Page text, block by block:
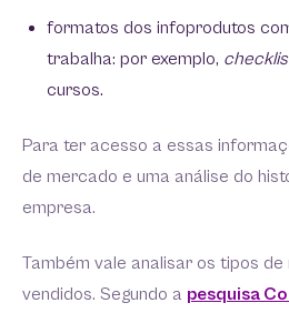
formatos dos infoprodutos
trabalha: por exemplo,
cursos.
Para ter acesso a essas
de mercado e uma análise do
empresa.
Também vale analisar os tipos de
vendidos. Segundo a pesquisa